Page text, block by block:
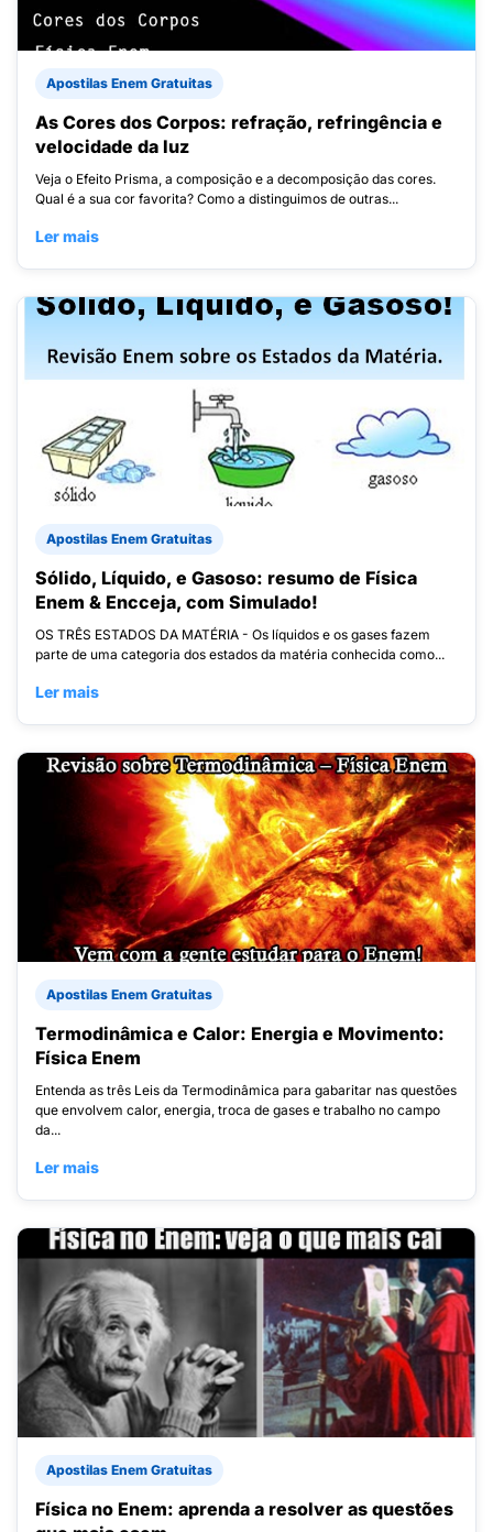
Apostilas Enem Gratuitas
As Cores dos Corpos: refração, refringência e
velocidade da luz
Veja o Efeito Prisma, a composição e a decomposição das cores.
Qual é a sua cor favorita? Como a distinguimos de outras...
Ler mais
Apostilas Enem Gratuitas
Sólido, Líquido, e Gasoso: resumo de Física
Enem & Encceja, com Simulado!
OS TRÊS ESTADOS DA MATÉRIA - Os líquidos e os gases fazem
parte de uma categoria dos estados da matéria conhecida como...
Ler mais
Apostilas Enem Gratuitas
Termodinâmica e Calor: Energia e Movimento:
Física Enem
Entenda as três Leis da Termodinâmica para gabaritar nas questões
que envolvem calor, energia, troca de gases e trabalho no campo
da...
Ler mais
Apostilas Enem Gratuitas
Física no Enem: aprenda a resolver as questões